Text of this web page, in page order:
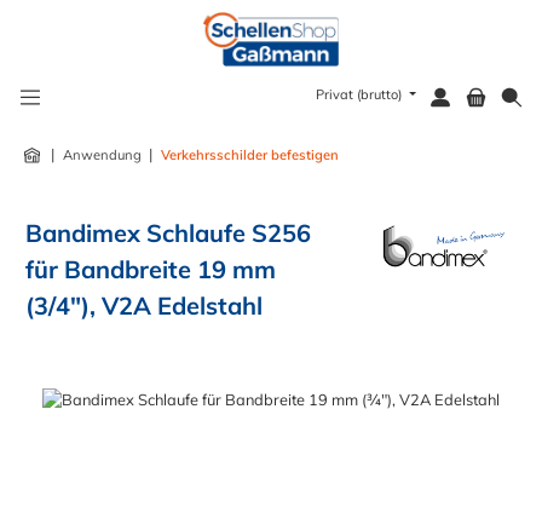
Privat (brutto)
| Anwendung | Verkehrsschilder befestigen
Bandimex Schlaufe S256
für Bandbreite 19 mm
(3/4"), V2A Edelstahl
Bildergalerie überspringen